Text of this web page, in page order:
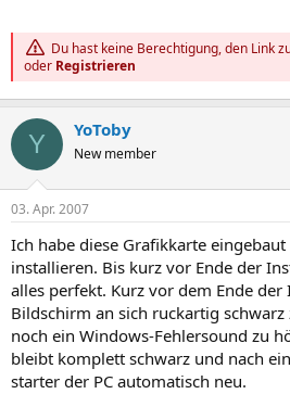
Du hast keine Berechtigung, den Link
oder Registrieren
Y YoToby
New member
03. Apr. 2007
Ich habe diese Grafikkarte
installieren. Bis kurz vor Ende der
alles perfekt. Kurz vor dem Ende
Bildschirm an sich ruckartig
noch ein Windows-Fehlersound zu
bleibt komplett schwarz und nach
starter der PC automatisch neu.